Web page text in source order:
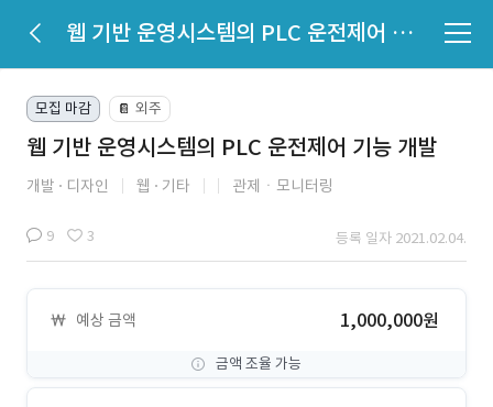
웹 기반 운영시스템의 PLC 운전제어 기능 개발
모집 마감 📔 외주
웹 기반 운영시스템의 PLC 운전제어 기능 개발
개발 디자인 웹 기타 관제ㆍ모니터링
9 3 등록 일자 2021.02.04.
예상 금액 1,000,000원
금액 조율 가능